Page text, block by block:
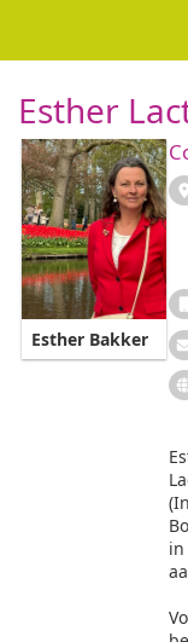
Esther
Esther Bakker
in